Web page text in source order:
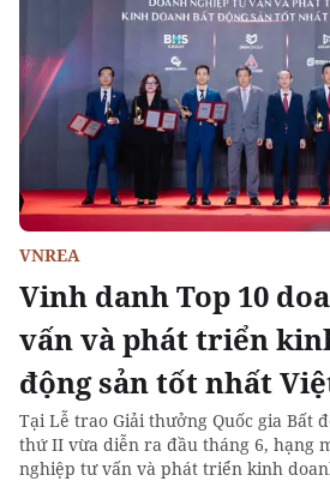
Vinh danh Top 10
vấn và phát triển
động sản tốt nhất
VNREA
Tại Lễ trao Giải thưởng Quốc gia Bất
thứ II vừa diễn ra đầu tháng 6, hạng
nghiệp tư vấn và phát triển kinh